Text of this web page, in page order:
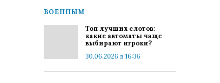
ВОЕННЫМ
Топ лучших слотов:
какие автоматы чаще
выбирают игроки?
30.06.2026 в 16:36